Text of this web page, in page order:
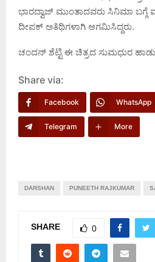
ಭಾರದ್ವಾಜ್ ಮುಂತಾದವರು ಸಿನಿಮಾ ಬಗ್ಗೆ
ದೀಪಕ್ ಅತಿಥಿಗಳಾಗಿ ಆಗಮಿಸಿದ್ದರು.
ಚಂದನ್ ಶೆಟ್ಟಿ ಈ ಚಿತ್ರದ ಸುಮಧುರ
Share via:
Facebook WhatsApp
Telegram More
DARSHAN PUNEETH RAJKUMAR
SHARE 0